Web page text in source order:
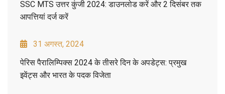
SSC MTS उत्तर कुंजी 2024: डाउनलोड करें और 2 दिसंबर तक
आपत्तियां दर्ज करें
31 अगस्त, 2024
पेरिस पैरालिम्पिक्स 2024 के तीसरे दिन के अपडेट्स: प्रमुख
इवेंट्स और भारत के पदक विजेता